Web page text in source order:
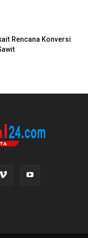
Rencana Konversi